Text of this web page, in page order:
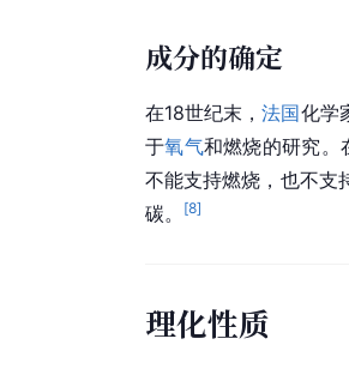
成分的确定
在18世纪末，法国化学
于氧气和燃烧的研究。
不能支持燃烧，也不支
碳。
[8]
理化性质